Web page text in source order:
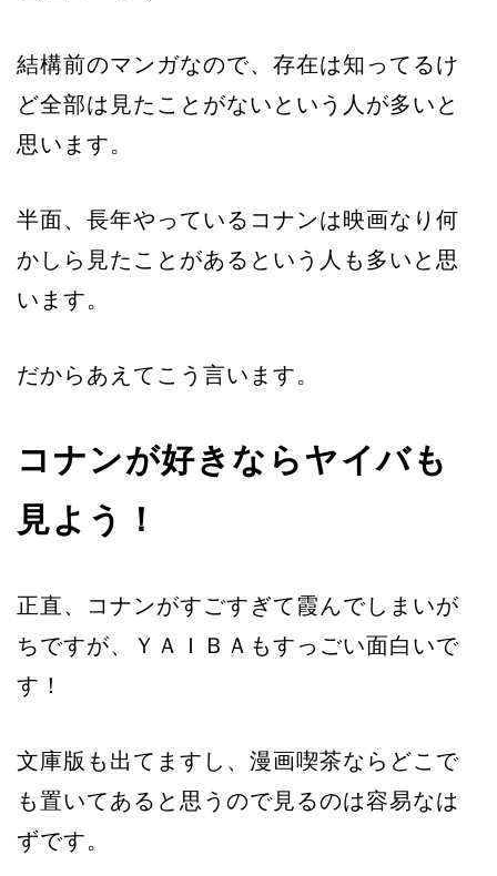
結構前のマンガなので、存在は知ってるけ
ど全部は見たことがないという人が多いと
思います。
半面、長年やっているコナンは映画なり何
かしら見たことがあるという人も多いと思
います。
だからあえてこう言います。
コナンが好きならヤイバも
見よう！
正直、コナンがすごすぎて霞んでしまいが
ちですが、ＹＡＩＢＡもすっごい面白いで
す！
文庫版も出てますし、漫画喫茶ならどこで
も置いてあると思うので見るのは容易なは
ずです。